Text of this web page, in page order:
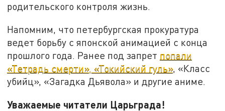
родительского контроля жизнь.
Напомним, что петербургская прокуратура
ведет борьбу с японской анимацией с конца
прошлого года. Ранее под запрет попали
«Тетрадь смерти», «Токийский гуль», «Класс
убийц», «Загадка Дьявола» и другие аниме.
Уважаемые читатели Царьграда!